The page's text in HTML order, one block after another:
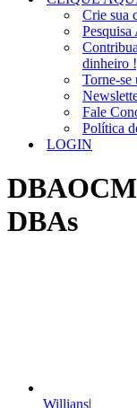
Crie sua
Pesquisa
dinheiro
Torne-se
Fale
Política
LOGIN
DBAs
Willians